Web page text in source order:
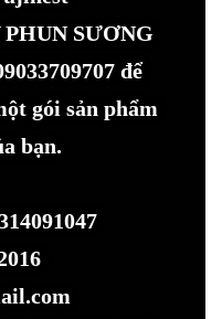
SƯƠNG
để
gói sản phẩm
bạn.